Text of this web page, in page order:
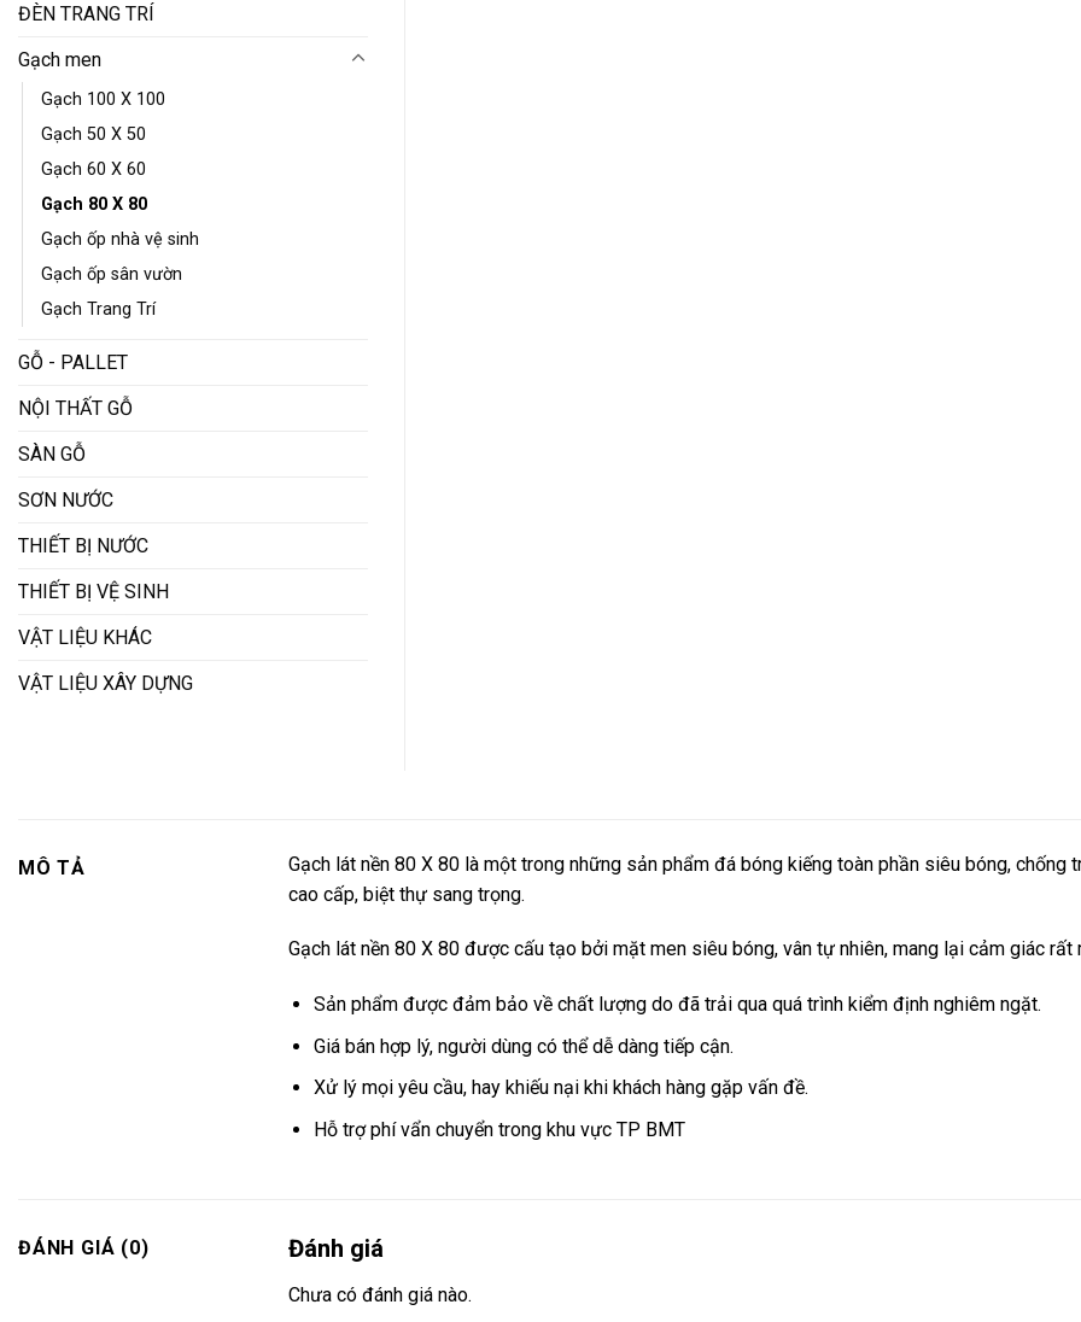
ĐÈN TRANG TRÍ
Gạch men
Gạch 100 X 100
Gạch 50 X 50
Gạch 60 X 60
Gạch 80 X 80
Gạch ốp nhà vệ sinh
Gạch ốp sân vườn
Gạch Trang Trí
GỖ - PALLET
NỘI THẤT GỖ
SÀN GỖ
SƠN NƯỚC
THIẾT BỊ NƯỚC
THIẾT BỊ VỆ SINH
VẬT LIỆU KHÁC
VẬT LIỆU XÂY DỰNG
MÔ TẢ
Gạch lát nền 80 X 80 là một trong những sản phẩm đá bóng kiếng toàn phần siêu bóng, chống
cao cấp, biệt thự sang trọng.
Gạch lát nền 80 X 80 được cấu tạo bởi mặt men siêu bóng, vân tự nhiên, mang lại cảm giác
Sản phẩm được đảm bảo về chất lượng do đã trải qua quá trình kiểm định nghiêm ngặt.
Giá bán hợp lý, người dùng có thể dễ dàng tiếp cận.
Xử lý mọi yêu cầu, hay khiếu nại khi khách hàng gặp vấn đề.
Hỗ trợ phí vẩn chuyển trong khu vực TP BMT
ĐÁNH GIÁ (0) Đánh giá
Chưa có đánh giá nào.